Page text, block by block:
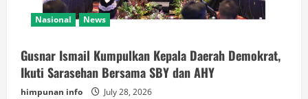
Nasional News
Gusnar Ismail Kumpulkan Kepala Daerah Demokrat,
Ikuti Sarasehan Bersama SBY dan AHY
himpunan info July 28, 2026